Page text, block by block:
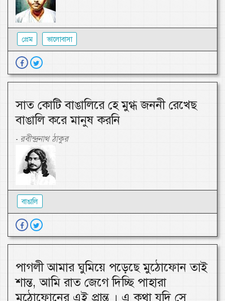
প্রেম ভালোবাসা
সাত কোটি বাঙালিরে হে মুগ্ধ জননী রেখেছ
বাঙালি করে মানুষ করনি
- রবীন্দ্রনাথ ঠাকুর
বাঙালি
পাগলী আমার ঘুমিয়ে পড়েছে মুঠোফোন তাই
শান্ত, আমি রাত জেগে দিচ্ছি পাহারা
মুঠোফোনের এই প্রান্ত । এ কথা যদি সে